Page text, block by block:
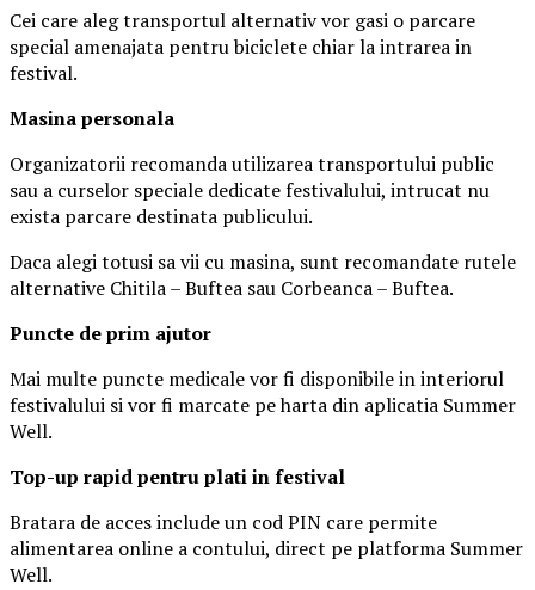
Cei care aleg transportul alternativ vor gasi o parcare
special amenajata pentru biciclete chiar la intrarea in
festival.
Masinapersonala
Organizatorii recomanda utilizarea transportului public
sau a curselor speciale dedicate festivalului, intrucat nu
exista parcare destinata publicului.
Daca alegi totusi sa vii cu masina, sunt recomandate rutele
alternative Chitila – Buftea sau Corbeanca – Buftea.
Puncte de prim ajutor
Mai multe puncte medicale vor fi disponibile in interiorul
festivalului si vor fi marcate pe harta din aplicatia Summer
Well.
Top-up rapid pentru plati in festival
Bratara de acces include un cod PIN care permite
alimentarea online a contului, direct pe platforma Summer
Well.